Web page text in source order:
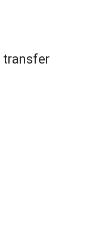
transfer